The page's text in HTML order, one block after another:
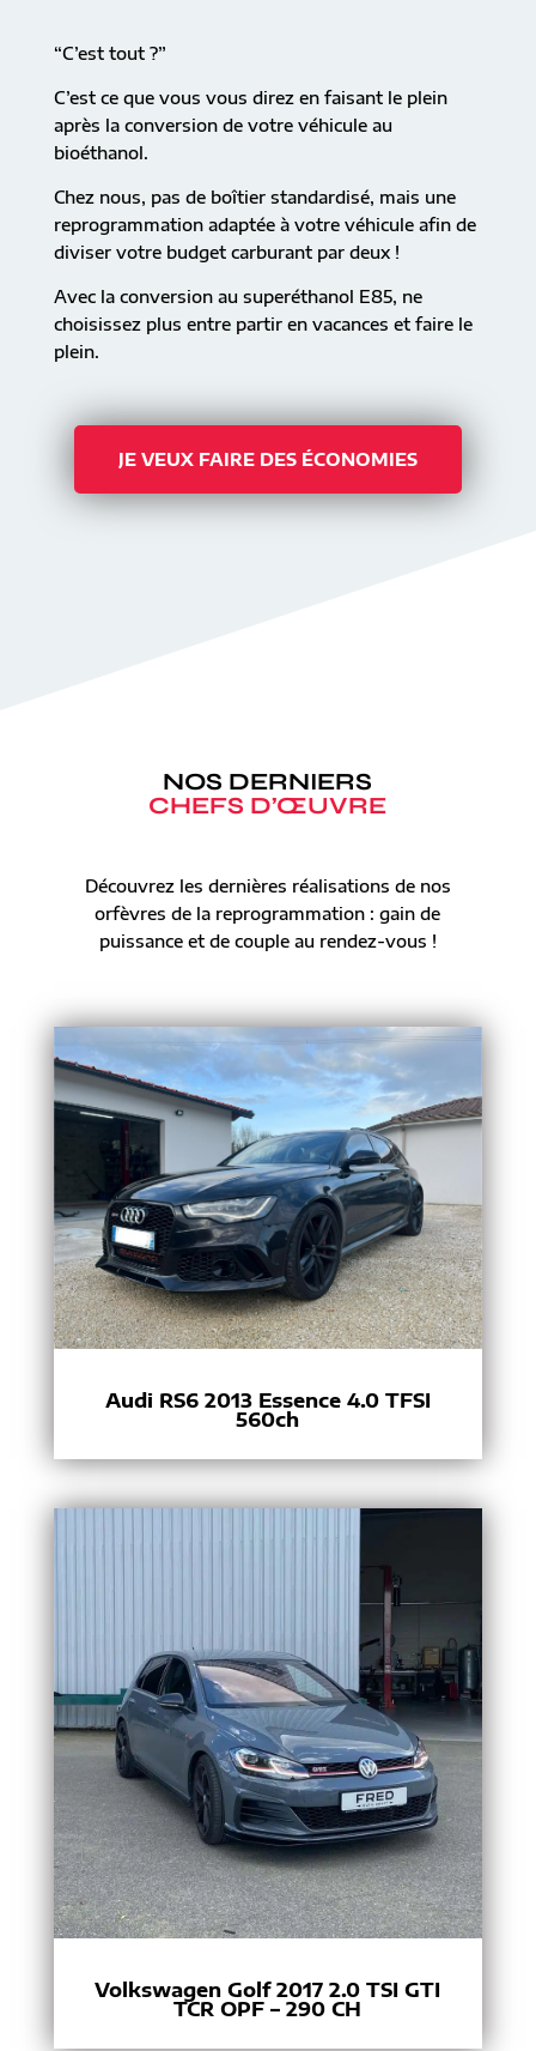
“C’est tout ?”
C’est ce que vous vous direz en faisant le plein
après la conversion de votre véhicule au
bioéthanol.
Chez nous, pas de boîtier standardisé, mais une
reprogrammation adaptée à votre véhicule afin de
diviser votre budget carburant par deux !
Avec la conversion au superéthanol E85, ne
choisissez plus entre partir en vacances et faire le
plein.
JE VEUX FAIRE DES ÉCONOMIES
NOS DERNIERS
CHEFS D’ŒUVRE
Découvrez les dernières réalisations de nos
orfèvres de la reprogrammation : gain de
puissance et de couple au rendez-vous !
Audi RS6 2013 Essence 4.0 TFSI
560ch
Volkswagen Golf 2017 2.0 TSI GTI
TCR OPF – 290 CH